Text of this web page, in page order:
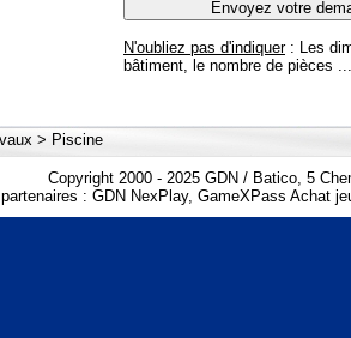
N'oubliez pas d'indiquer: Les
bâtiment, le nombre de pièces ...
> Piscine
Copyright 2000 - 2025 GDN / Batico, 5
: GDN NexPlay, GameXPass Achat